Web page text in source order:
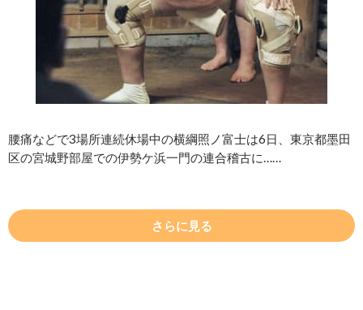
腰痛などで3場所連続休場中の横綱照ノ富士は6日、東京都墨田
区の宮城野部屋での伊勢ケ浜一門の連合稽古に……
さらに見る